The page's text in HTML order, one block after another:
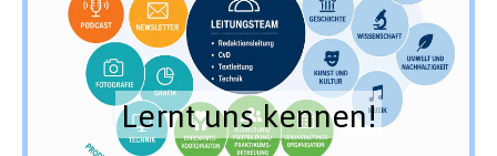
Lernt uns kennen!